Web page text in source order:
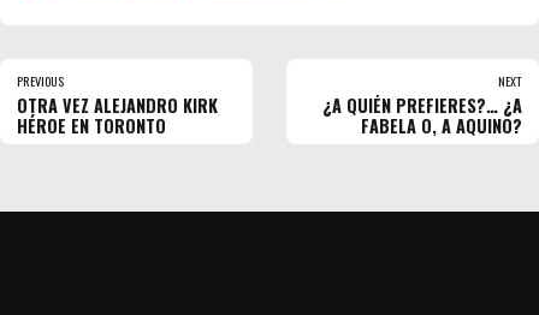
PREVIOUS
OTRA VEZ ALEJANDRO KIRK
HÉROE EN TORONTO
NEXT
¿A QUIÉN PREFIERES?… ¿A
FABELA O, A AQUINO?